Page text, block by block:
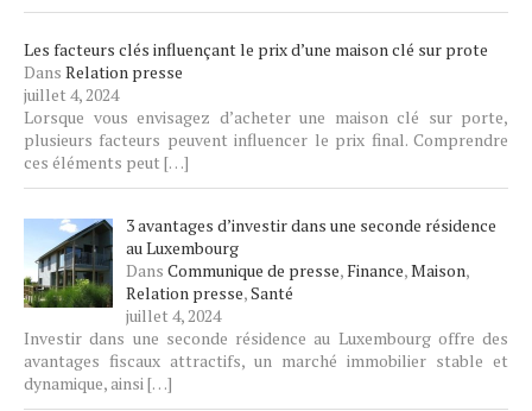
Les facteurs clés influençant le prix d’une maison clé sur prote
Dans Relation presse
juillet 4, 2024
Lorsque vous envisagez d’acheter une maison clé sur porte,
plusieurs facteurs peuvent influencer le prix final. Comprendre
ces éléments peut […]
3 avantages d’investir dans une seconde résidence
au Luxembourg
Dans Communique de presse,Finance,Maison,
Relation presse,Santé
juillet 4, 2024
Investir dans une seconde résidence au Luxembourg offre des
avantages fiscaux attractifs, un marché immobilier stable et
dynamique, ainsi[…]